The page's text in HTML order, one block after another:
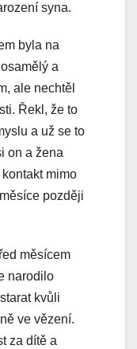
syna.
byla na
a
ale nechtěl
Řekl, že to
a už se to
on a žena
mimo
později
měsícem
narodilo
kvůli
ve vězení.
za dítě a